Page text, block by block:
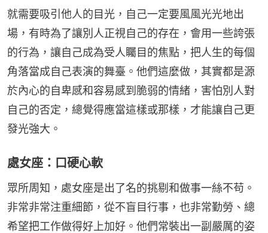
就需要吸引他人的目光，自己一定要風風光光地出
場，有時為了讓別人正視自己的存在，會用一些誇張
的行為，讓自己成為受人矚目的焦點，把人生的每個
角落當成自己表演的舞臺。他們這麼做，其實都是源
於內心的自卑感和容易感到脆弱的情緒，害怕別人對
自己的否定，總覺得應當這樣或那樣，才能讓自己更
發光強大。
處女座：口硬心軟
眾所周知，處女座是出了名的挑剔和做事一絲不苟。
非常非常注重細節，從不盲目行事，也非常勤勞、總
希望把工作做得好上加好。他們常裝出一副嚴厲的姿